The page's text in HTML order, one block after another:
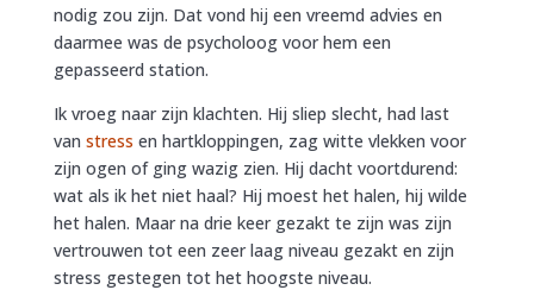
nodig zou zijn. Dat vond hij een vreemd advies en
daarmee was de psycholoog voor hem een
gepasseerd station.
Ik vroeg naar zijn klachten. Hij sliep slecht, had last
van stress en hartkloppingen, zag witte vlekken voor
zijn ogen of ging wazig zien. Hij dacht voortdurend:
wat als ik het niet haal? Hij moest het halen, hij wilde
het halen. Maar na drie keer gezakt te zijn was zijn
vertrouwen tot een zeer laag niveau gezakt en zijn
stress gestegen tot het hoogste niveau.